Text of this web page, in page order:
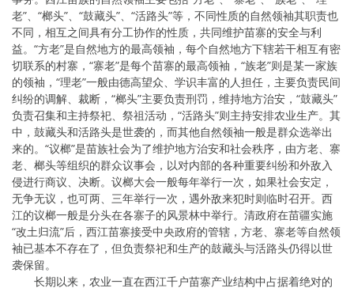
老”、“榔头”、“鼓藏头”、“活路头”等，不同性质的自然领袖其职责也
不同，相互之间具有分工协作的性质，共同维护苗寨的安全与利
益。“方老”是自然地方的最高领袖，每个自然地方下辖若干相互有密
切联系的村寨，“寨老”是每个苗寨的最高领袖，“族老”则是某一家族
的领袖，“理老”一般由德高望众、学识丰富的人担任，主要负责民间
纠纷的调解、裁断，“榔头”主要负责刑罚，维持地方治安，“鼓藏头”
负责召集和主持祭祀、祭祖活动，“活路头”则主持安排农业生产。其
中，鼓藏头和活路头是世袭的，而其他自然领袖一般是群众选举出
来的。“议榔”是苗族社会为了维护地方治安和社会秩序，由方老、寨
老、榔头等组织的群众议事会，以对内部的各种重要纠纷和外敌入
侵进行商议、决断。议榔大会一般每年举行一次，如果社会安定，
无争无议，也可两、三年举行一次，遇外敌来犯时则临时召开。西
江的议榔一般是分头在各寨子的风景林中举行。清政府在苗疆实施
“改土归流”后，西江苗寨接受中央政府的管辖，方老、寨老等自然领
袖已基本不存在了，但负责祭祀和生产的鼓藏头与活路头仍得以世
袭保留。
长期以来，农业一直在西江千户苗寨产业结构中占据着绝对的